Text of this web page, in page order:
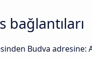
bağlantıları
Budva